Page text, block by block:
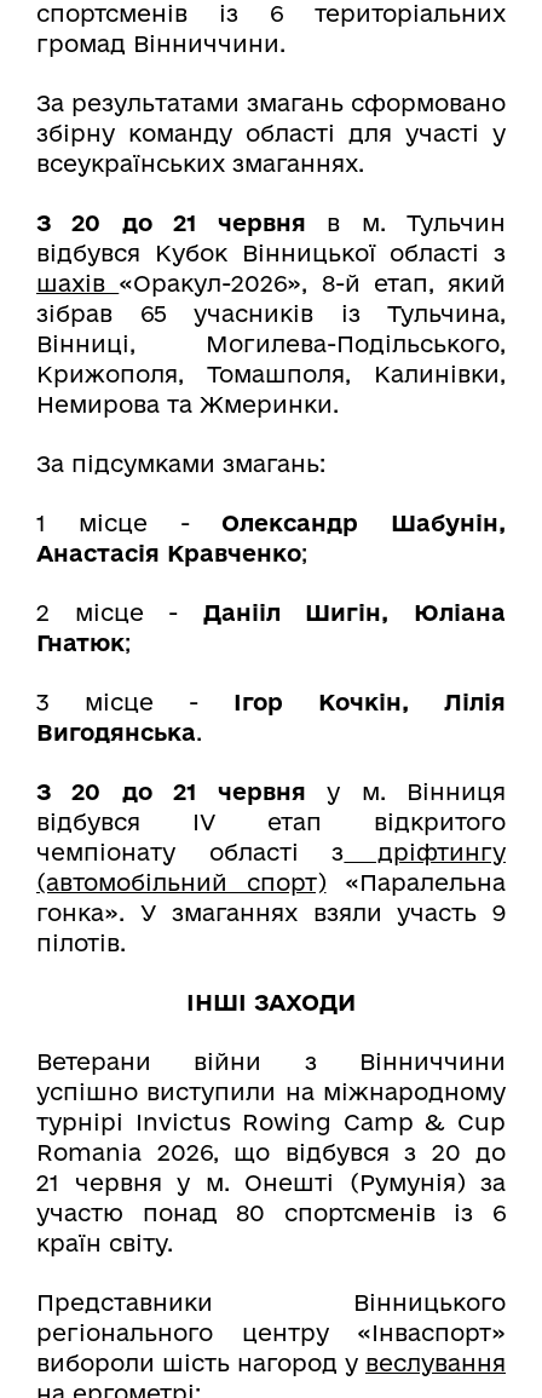
спортсменів із 6 територіальних
громад Вінниччини.
За результатами змагань сформовано
збірну команду області для участі у
всеукраїнських змаганнях.
З 20 до 21 червня в м. Тульчин
відбувся Кубок Вінницької області з
шахів «Оракул-2026», 8-й етап, який
зібрав 65 учасників із Тульчина,
Вінниці, Могилева-Подільського,
Крижополя, Томашполя, Калинівки,
Немирова та Жмеринки.
За підсумками змагань:
1 місце -Олександр Шабунін,
Анастасія Кравченко;
2 місце - Данііл Шигін, Юліана
Гнатюк;
3 місце - Ігор Кочкін, Лілія
Вигодянська.
З 20 до 21 червня у м. Вінниця
відбувся ІV етап відкритого
чемпіонату області з дріфтингу
(автомобільний спорт) «Паралельна
гонка». У змаганнях взяли участь 9
пілотів.
ІНШІ ЗАХОДИ
Ветерани війни з Вінниччини
успішно виступили на міжнародному
турнірі Invictus Rowing Camp & Cup
Romania 2026, що відбувся з 20 до
21 червня у м. Онешті (Румунія) за
участю понад 80 спортсменів із 6
країн світу.
Представники Вінницького
регіонального центру «Інваспорт»
вибороли шість нагород у веслування